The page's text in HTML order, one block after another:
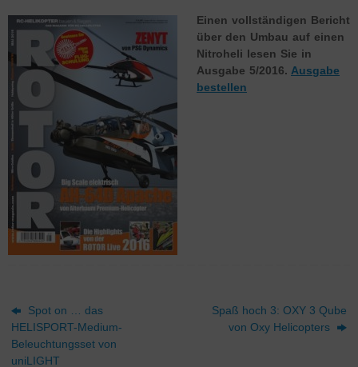
Einen vollständigen Bericht
über den Umbau auf einen
Nitroheli lesen Sie in
Ausgabe 5/2016. Ausgabe
bestellen
Spot on … das
HELISPORT-Medium-
Beleuchtungsset von
uniLIGHT
Spaß hoch 3: OXY 3 Qube
von Oxy Helicopters